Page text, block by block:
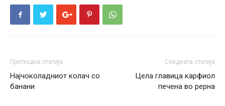
Претходна статија
Најчоколадниот колач со
банани
Следната статија
Цела главица карфиол
печена во рерна